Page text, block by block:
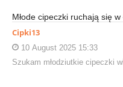
Młode cipeczki ruchają się
Cipki13
10 August 2025 15:33
Szukam młodziutkie cipeczki